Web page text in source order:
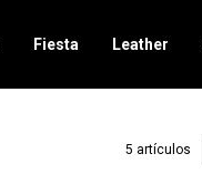
Fiesta Leather
5 artículos